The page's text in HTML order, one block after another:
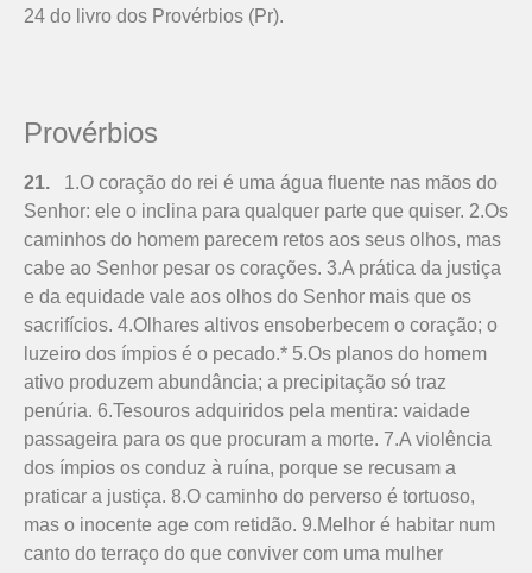
24 do livro dos Provérbios (Pr).
Provérbios
21.
1.O coração do rei é uma água fluente nas mãos do
Senhor: ele o inclina para qualquer parte que quiser. 2.Os
caminhos do homem parecem retos aos seus olhos, mas
cabe ao Senhor pesar os corações. 3.A prática da justiça
e da equidade vale aos olhos do Senhor mais que os
sacrifícios. 4.Olhares altivos ensoberbecem o coração; o
luzeiro dos ímpios é o pecado.* 5.Os planos do homem
ativo produzem abundância; a precipitação só traz
penúria. 6.Tesouros adquiridos pela mentira: vaidade
passageira para os que procuram a morte. 7.A violência
dos ímpios os conduz à ruína, porque se recusam a
praticar a justiça. 8.O caminho do perverso é tortuoso,
mas o inocente age com retidão. 9.Melhor é habitar num
canto do terraço do que conviver com uma mulher